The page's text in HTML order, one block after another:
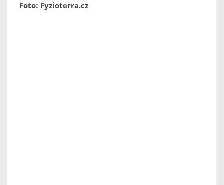
Foto: Fyzioterra.cz